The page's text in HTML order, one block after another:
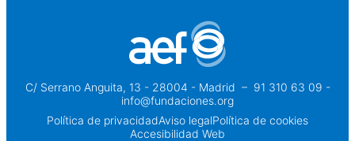
C/ Serrano Anguita, 13 - 28004 - Madrid – 91 310 63 09 -
info@fundaciones.org
Política de privacidadAviso legalPolítica de cookies
Accesibilidad Web